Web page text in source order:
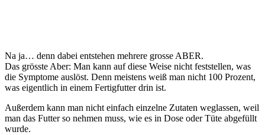
Na ja… denn dabei entstehen mehrere grosse ABER.
Das grösste Aber: Man kann auf diese Weise nicht feststellen, was
die Symptome auslöst. Denn meistens weiß man nicht 100 Prozent,
was eigentlich in einem Fertigfutter drin ist.
Außerdem kann man nicht einfach einzelne Zutaten weglassen, weil
man das Futter so nehmen muss, wie es in Dose oder Tüte abgefüllt
wurde.